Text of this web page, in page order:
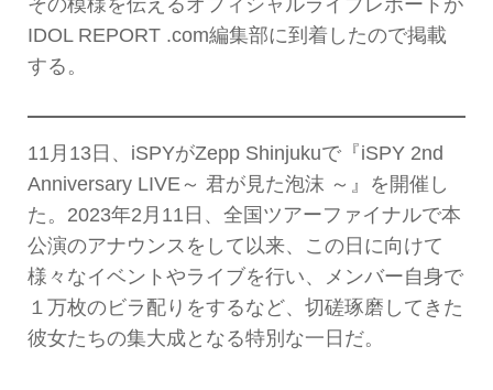
その模様を伝えるオフィシャルライブレポートが
IDOL REPORT .com編集部に到着したので掲載
する。
11月13日、iSPYがZepp Shinjukuで『iSPY 2nd
Anniversary LIVE～ 君が見た泡沫 ～』を開催し
た。2023年2月11日、全国ツアーファイナルで本
公演のアナウンスをして以来、この日に向けて
様々なイベントやライブを行い、メンバー自身で
１万枚のビラ配りをするなど、切磋琢磨してきた
彼女たちの集大成となる特別な一日だ。